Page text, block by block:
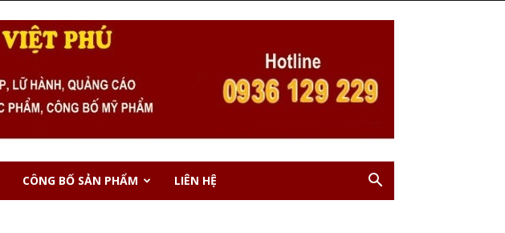
CÔNG BỐ SẢN PHẨM LIÊN HỆ